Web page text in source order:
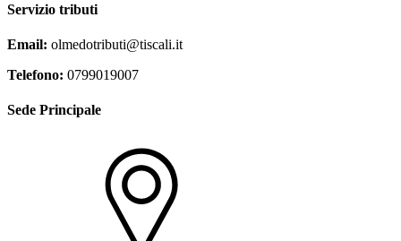
Servizio tributi
Email: olmedotributi@tiscali.it
Telefono: 0799019007
Sede Principale